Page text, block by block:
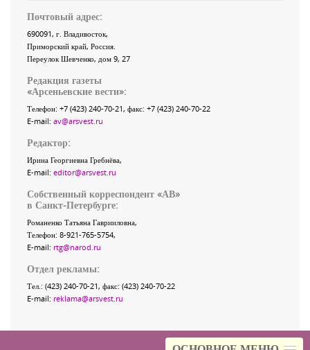
Почтовый адрес:
690091, г. Владивосток,
Приморский край, Россия
Переулок Шевченко, дом 9, 27
Редакция газеты
«Арсеньевские вести»:
Телефон: +7 (423) 240-70-21, факс: +7 (423) 240-70-22
E-mail: av@arsvest.ru
Редактор:
Ирина Георгиевна Гребнёва,
E-mail: editor@arsvest.ru
Собственный корреспондент «АВ»
в Санкт-Петербурге:
Романенко Татьяна Гаврииловна,
Телефон: 8-921-765-5754,
E-mail: rtg@narod.ru
Отдел рекламы:
Тел.: (423) 240-70-21, факс: (423) 240-70-22
E-mail: reklama@arsvest.ru